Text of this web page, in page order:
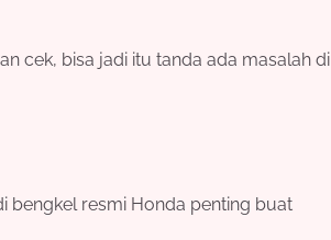
cek, bisa jadi itu tanda ada masalah di
bengkel resmi Honda penting buat